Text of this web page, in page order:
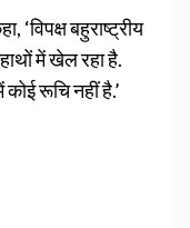
‘विपक्ष बहुराष्ट्रीय
में खेल रहा है.
रूचि नहीं है.’